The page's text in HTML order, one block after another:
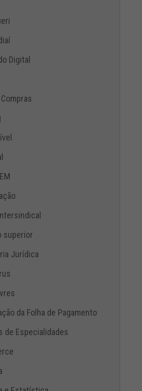
Digital
superior
Jurídica
da Folha de Pagamento
de Especialidades